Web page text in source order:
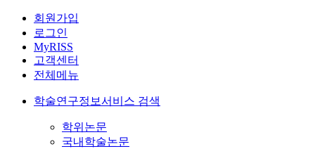
회원가입
로그인
MyRISS
고객센터
전체메뉴
학술연구정보서비스 검색
학위논문
국내학술논문